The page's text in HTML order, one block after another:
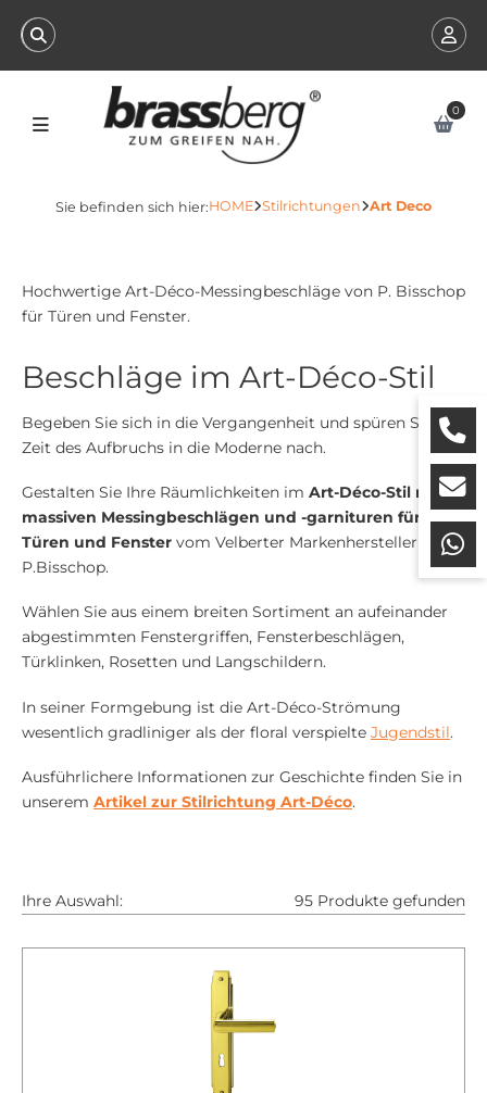
0
Sie befinden sich hier:HOME Stilrichtungen Art Deco
Hochwertige Art-Déco-Messingbeschläge von P. Bisschop
für Türen und Fenster.
Beschläge im Art-Déco-Stil
Begeben Sie sich in die Vergangenheit und spüren Sie der
Zeit des Aufbruchs in die Moderne nach.
Gestalten Sie Ihre Räumlichkeiten im Art-Déco-Stil mit
massiven Messingbeschlägen und -garnituren für
Türen und Fenster vom Velberter Markenhersteller
P.Bisschop.
Wählen Sie aus einem breiten Sortiment an aufeinander
abgestimmten Fenstergriffen, Fensterbeschlägen,
Türklinken, Rosetten und Langschildern.
In seiner Formgebung ist die Art-Déco-Strömung
wesentlich gradliniger als der floral verspielte Jugendstil.
Ausführlichere Informationen zur Geschichte finden Sie in
unserem Artikel zur Stilrichtung Art-Déco.
Ihre Auswahl: 95 Produkte gefunden